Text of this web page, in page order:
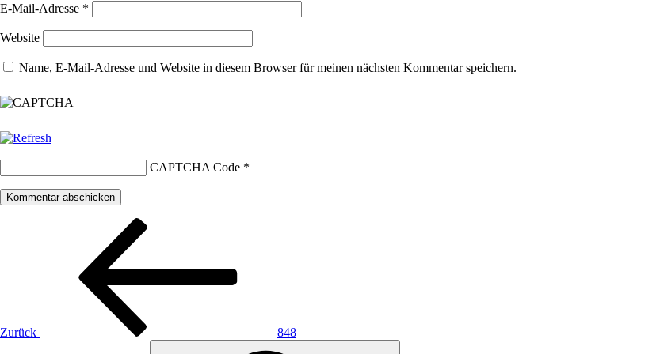
E-Mail-Adresse *
Website
Name, E-Mail-Adresse und Website in diesem Browser für meinen nächsten Kommentar speichern.
CAPTCHA Code *
Beitragsnavigation
Zurück
848